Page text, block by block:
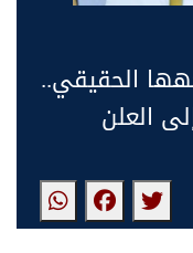
الحقيقي..
العلن